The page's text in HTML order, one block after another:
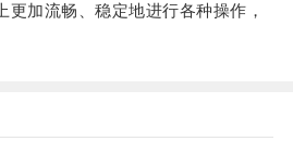
加流畅、稳定地进行各种操作，